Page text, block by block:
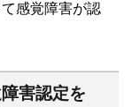
感覚障害が認
害認定を